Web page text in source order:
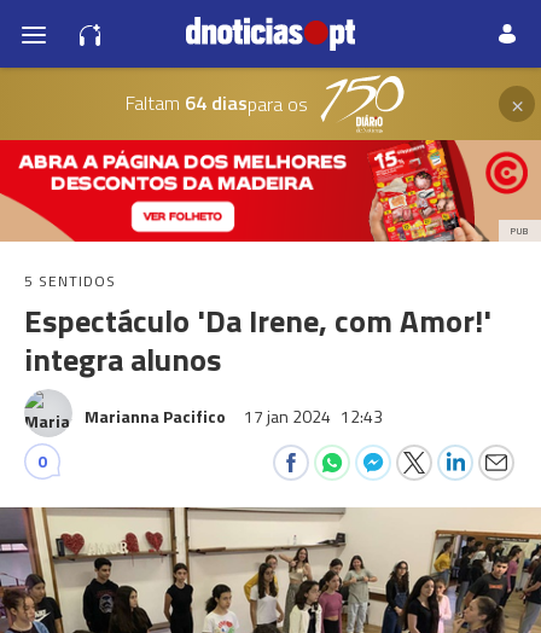
Faltam 64 diaspara os ×
PUB
5 SENTIDOS
Espectáculo 'Da Irene, com Amor!'
integra alunos
Marianna Pacifico 17 jan 2024 12:43
0